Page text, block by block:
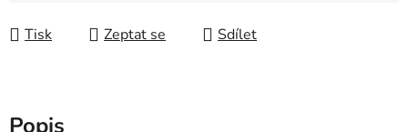
Tisk Zeptat se Sdílet
Popis